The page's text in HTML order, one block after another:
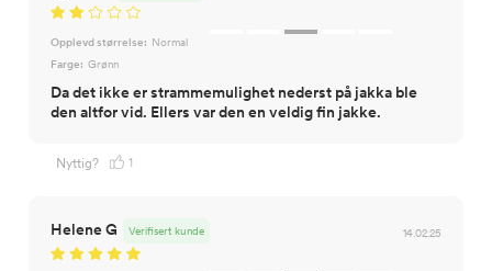
Opplevd størrelse: Normal
Farge: Grønn
Da det ikke er strammemulighet nederst på jakka ble
den altfor vid. Ellers var den en veldig fin jakke.
Nyttig? 1
Helene G 14.02.25
Verifisert kunde